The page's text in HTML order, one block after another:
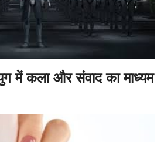
में कला और संवाद का माध्यम